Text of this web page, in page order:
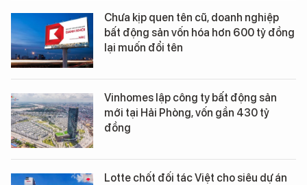
Chưa kịp quen tên cũ, doanh nghiệp
bất động sản vốn hóa hơn 600 tỷ đồng
lại muốn đổi tên
Vinhomes lập công ty bất động sản
mới tại Hải Phòng, vốn gần 430 tỷ
đồng
Lotte chốt đối tác Việt cho siêu dự án